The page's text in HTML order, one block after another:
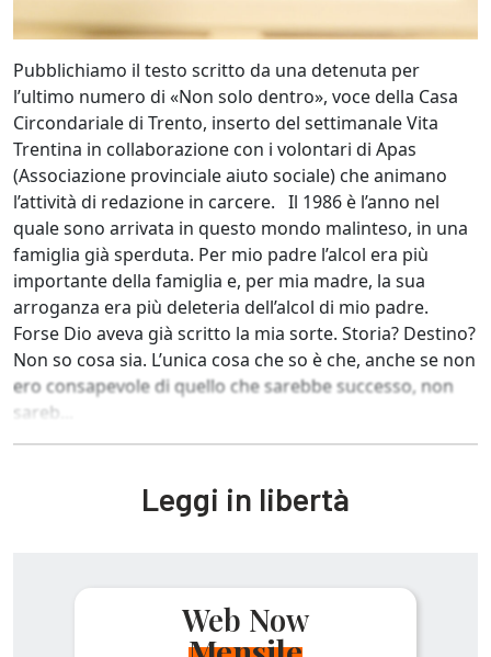
Pubblichiamo il testo scritto da una detenuta per
l’ultimo numero di «Non solo dentro», voce della Casa
Circondariale di Trento, inserto del settimanale Vita
Trentina in collaborazione con i volontari di Apas
(Associazione provinciale aiuto sociale) che animano
l’attività di redazione in carcere. Il 1986 è l’anno nel
quale sono arrivata in questo mondo malinteso, in una
famiglia già sperduta. Per mio padre l’alcol era più
importante della famiglia e, per mia madre, la sua
arroganza era più deleteria dell’alcol di mio padre.
Forse Dio aveva già scritto la mia sorte. Storia? Destino?
Non so cosa sia. L’unica cosa che so è che, anche se non
ero consapevole di quello che sarebbe successo, non
sareb...
Leggi in libertà
Web Now